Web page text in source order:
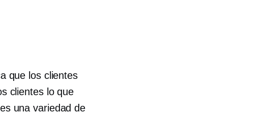
que los clientes
clientes lo que
una variedad de